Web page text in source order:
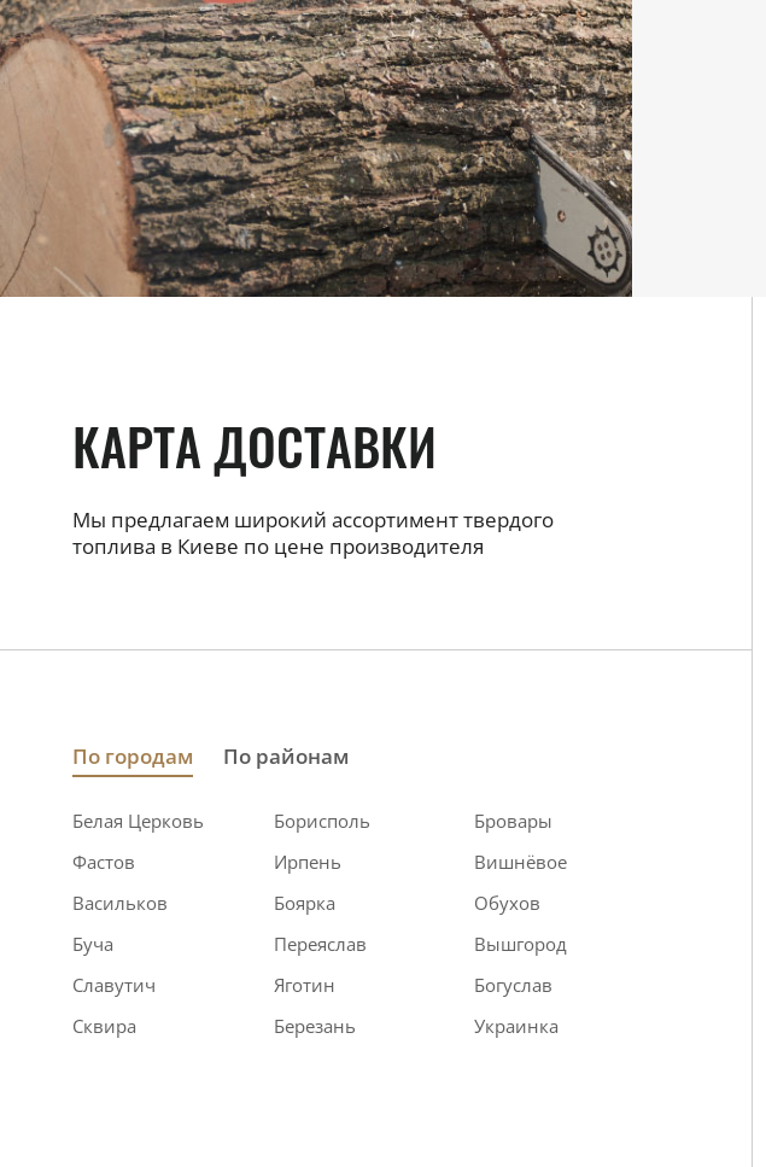
КАРТА ДОСТАВКИ
Мы предлагаем широкий ассортимент твердого
топлива в Киеве по цене производителя
По городам По районам
Белая Церковь Борисполь
Бровары
Фастов
Ирпень
Вишнёвое
Васильков
Боярка
Обухов
Буча
Переяслав
Вышгород
Славутич
Яготин
Богуслав
Сквира
Березань Украинка